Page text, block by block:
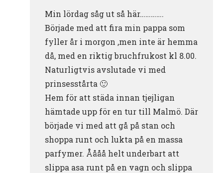
Min lördag såg ut så här………….
Började med att fira min pappa som
fyller år i morgon ,men inte är hemma
då, med en riktig bruchfrukost kl 8.00.
Naturligtvis avslutade vi med
prinsesstårta 🙂
Hem för att städa innan tjejligan
hämtade upp för en tur till Malmö. Där
började vi med att gå på stan och
shoppa runt och lukta på en massa
parfymer. Åååå helt underbart att
slippa asa runt på en vagn och slippa